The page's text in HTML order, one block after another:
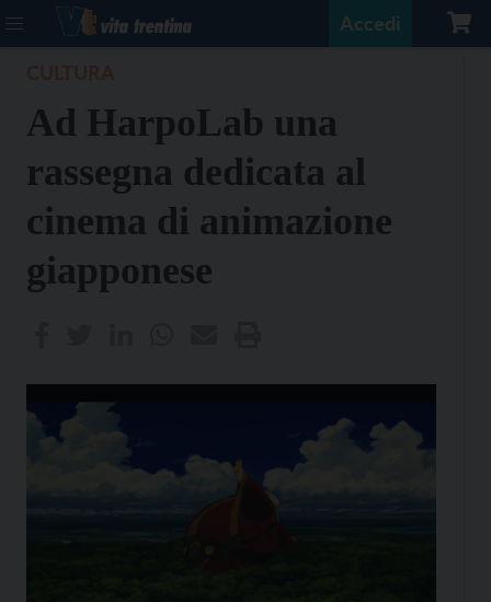
Accedi
Ad HarpoLab una
rassegna dedicata al
cinema di animazione
giapponese